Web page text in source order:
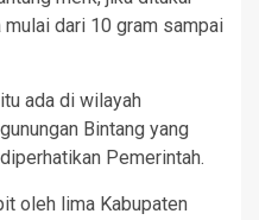
dari 10 gram sampai
ada di wilayah
Bintang yang
Pemerintah.
oleh lima Kabupaten